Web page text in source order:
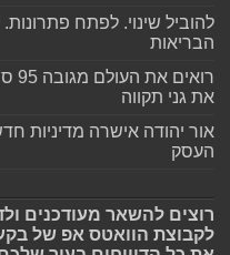
להוביל שינוי. לפתח
הבריאות
את גני תקווה
אור יהודה אישרה מדיניות
העסק
רוצים להשאר מעודכנים
לקבוצת הוואטס אפ של